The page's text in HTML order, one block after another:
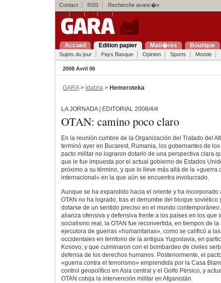
Contact RSS
Recherche avanc�e
eu
es fr en
Accueil Edition papier Mati�res Boutique
Sujets du jour Pays Basque Opinion Sports Monde
2008 Avril 06
GARA> Idatzia > Hemeroteka
LA JORNADA | EDITORIAL 2008/4/4
OTAN: camino poco claro
En la reunión cumbre de la Organización del Tratado del
terminó ayer en Bucarest, Rumania, los gobernantes de
pacto militar no lograron dotarlo de una perspectiva clara
que le fue impuesta por el actual gobierno de Estados
próximo a su término, y que lo lleve más allá de la «guerra
internacional» en la que aún se encuentra involucrado.
Aunque se ha expandido hacia el oriente y ha incorporado
OTAN no ha logrado, tras el derrumbe del bloque soviético
dotarse de un sentido preciso en el mundo
alianza ofensiva y defensiva frente a los países en los que
socialismo real, la OTAN fue reconvertida, en tiempos de
ejecutora de guerras «humanitarias», como se calificó a
occidentales en territorio de la antigua Yugoslavia, en
Kosovo, y que culminaron con el bombardeo de civiles
defensa de los derechos humanos. Posteriormente, el
«guerra contra el terrorismo» emprendida por la Casa
control geopolítico en Asia central y el Golfo Pérsico, y
OTAN cobija la intervención militar en Afganistán.